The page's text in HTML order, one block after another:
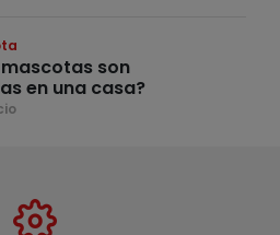
son
en una casa?